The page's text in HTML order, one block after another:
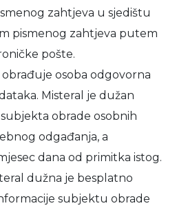
zahtjeva u sjedištu
pismenog zahtjeva putem
pošte.
osoba odgovorna
Misteral je dužan
obrade osobnih
odgađanja, a
dana od primitka istog.
dužna je besplatno
subjektu obrade